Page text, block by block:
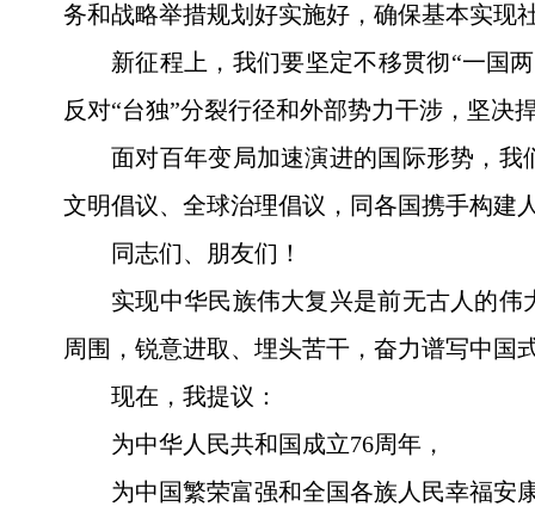
务和战略举措规划好实施好，确保基本实现
新征程上，我们要坚定不移贯彻“一国
反对“台独”分裂行径和外部势力干涉，坚决
面对百年变局加速演进的国际形势，
文明倡议、全球治理倡议，同各国携手构建
同志们、朋友们！
实现中华民族伟大复兴是前无古人的
周围，锐意进取、埋头苦干，奋力谱写中国
现在，我提议：
为中华人民共和国成立76周年，
为中国繁荣富强和全国各族人民幸福安